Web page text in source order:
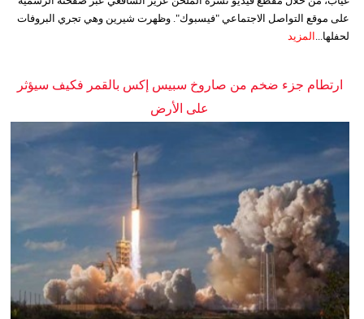
على موقع التواصل الاجتماعي "فيسبوك". وظهرت شيرين وهي تجري البروفات
لحفلها... المزيد
ارتطام جزء ضخم من صاروخ سبيس إكس بالقمر فكيف سيؤثر
على الأرض